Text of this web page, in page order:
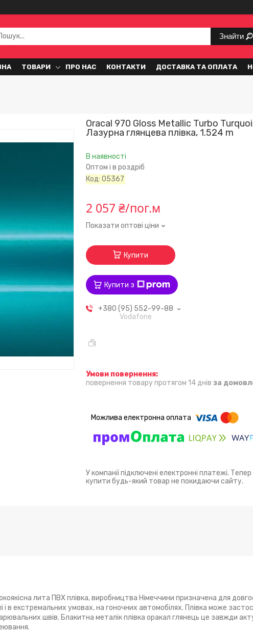
Знайти
ТОВАРИ ПРО НАС КОНТАКТИ ДОСТАВКА ТА ОПЛАТА
Oracal 970 Gloss Metallic Turbo
Лазурна глянцева плівка, 1.524 m
В наявності
Оптом і в роздріб
Код:05367
2 057 ₴/пог.м
Показати оптові ціни
Купити
Купити з
+380 (95) 552-99-88
Vodafone
повернення товару протягом 14 днів за
У компанії підключені електронні платежі.
купити будь-який товар не покидаючи сайту.
лита ПВХ плівка, виробництва Німеччини призначена для
в екстремальних умовах, на гоночних автомобілях. Плівка може
швів. Блакитна металік плівка оракал глянець це завжди